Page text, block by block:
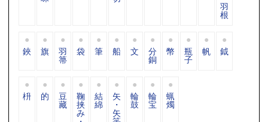
羽
根
鋏 旗 羽
箒
袋 筆 船 文 分
銅
幣 瓶
子
帆 鉞
枡 的 豆
藏
鞠
挟
み
結
綿
矢
・
矢
輪
鼓
輪
宝
蝋
燭